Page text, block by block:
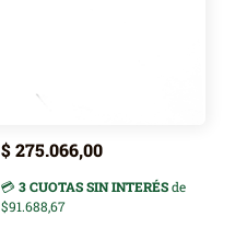
$275.066,00
💳 3 CUOTAS SIN INTERÉSde
$91.688,67